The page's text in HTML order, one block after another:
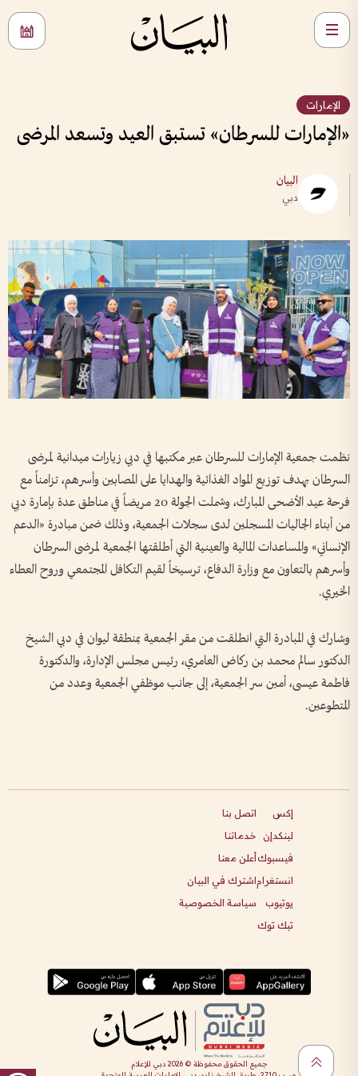
الإمارات
«الإمارات للسرطان» تستبق العيد وتسعد المرضى
البيان
دبي
نظمت جمعية الإمارات للسرطان عبر مكتبها في دبي زيارات ميدانية لمرضى
السرطان بهدف توزيع المواد الغذائية والهدايا على المصابين وأسرهم، تزامناً مع
فرحة عيد الأضحى المبارك، وشملت الجولة 20 مريضاً في مناطق عدة بإمارة دبي
من أبناء الجاليات المسجلين لدى سجلات الجمعية، وذلك ضمن مبادرة «الدعم
الإنساني» والمساعدات المالية والعينية التي أطلقتها الجمعية لمرضى السرطان
وأسرهم بالتعاون مع وزارة الدفاع، ترسيخاً لقيم التكافل المجتمعي وروح العطاء
الخيري.
وشارك في المبادرة التي انطلقت من مقر الجمعية بمنطقة ليوان في دبي الشيخ
الدكتور سالم محمد بن ركاض العامري، رئيس مجلس الإدارة، والدكتورة
فاطمة عيسى، أمين سر الجمعية، إلى جانب موظفي الجمعية وعدد من
المتطوعين.
إكس
لينكدإن
فيسبوك
انستغرام
يوتيوب
تيك توك
اتصل بنا
خدماتنا
أعلن معنا
اشترك في البيان
سياسة الخصوصية
جميع الحقوق محفوظة ©2026 دبي للإعلام